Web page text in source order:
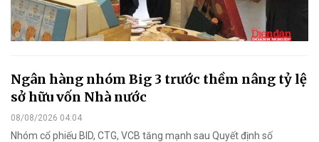
Ngân hàng nhóm Big 3 trước thềm nâng tỷ lệ
sở hữu vốn Nhà nước
08/08/2026 04:04
Nhóm cổ phiếu BID, CTG, VCB tăng mạnh sau Quyết định số